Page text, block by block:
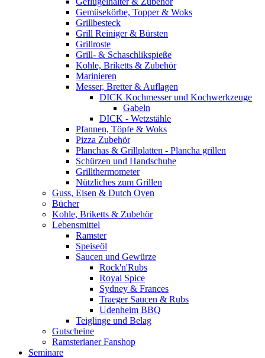
Gemüsekörbe, Topper & Woks
Grillbesteck
Grill Reiniger & Bürsten
Grillroste
Grill- & Schaschlikspieße
Kohle, Briketts & Zubehör
Marinieren
Messer, Bretter & Auflagen
DICK Kochmesser und Kochwerkzeuge
Gabeln
DICK - Wetzstähle
Pfannen, Töpfe & Woks
Pizza Zubehör
Planchas & Grillplatten - Plancha grillen
Schürzen und Handschuhe
Grillthermometer
Nützliches zum Grillen
Guss, Eisen & Dutch Oven
Bücher
Kohle, Briketts & Zubehör
Lebensmittel
Ramster
Speiseöl
Saucen und Gewürze
Rock'n'Rubs
Royal Spice
Sydney & Frances
Traeger Saucen & Rubs
Udenheim BBQ
Teiglinge und Belag
Gutscheine
Ramsterianer Fanshop
Seminare